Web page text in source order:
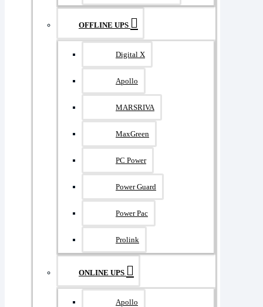
OFFLINE UPS
Digital X
Apollo
MARSRIVA
MaxGreen
PC Power
Power Guard
Power Pac
Prolink
ONLINE UPS
Apollo